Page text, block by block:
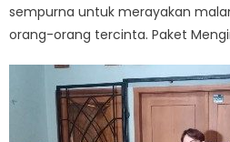
sempurna untuk merayakan
orang-orang tercinta. Paket